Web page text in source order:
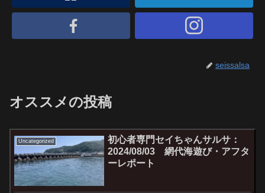
seissalsa
オススメの投稿
Uncategorized
初心者専門セイちゃんサルサ：
2024/08/03 網代海遊び・アフタ
ーレポート